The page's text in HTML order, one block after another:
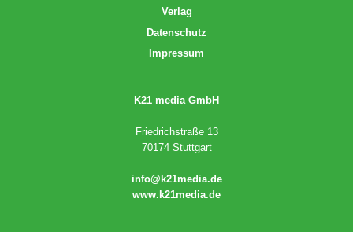
Verlag
Datenschutz
Impressum
K21 media GmbH
Friedrichstraße 13
70174 Stuttgart
info@k21media.de
www.k21media.de